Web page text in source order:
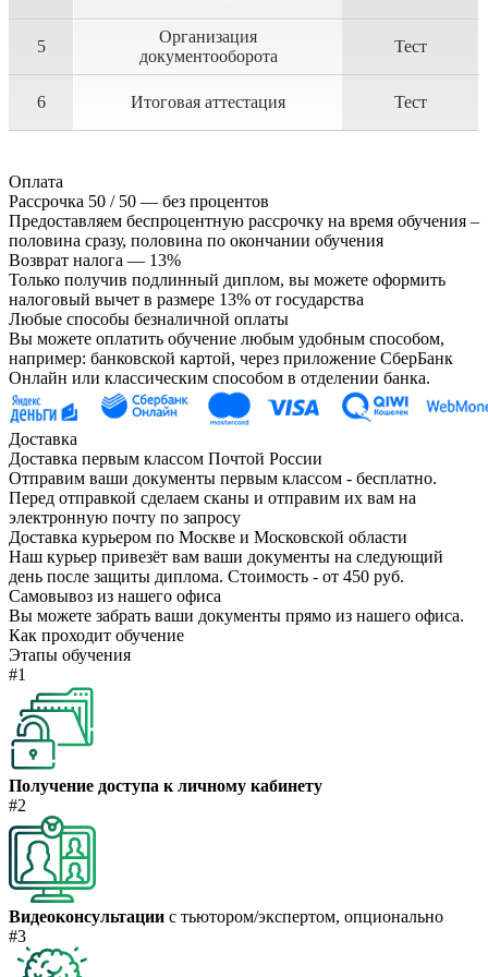
5
Организация
документооборота
Тест
6 Итоговая аттестация Тест
Оплата
Рассрочка 50 / 50 — без процентов
Предоставляем беспроцентную рассрочку на время обучения –
половина сразу, половина по окончании обучения
Возврат налога — 13%
Только получив подлинный диплом, вы можете оформить
налоговый вычет в размере 13% от государства
Любые способы безналичной оплаты
Вы можете оплатить обучение любым удобным способом,
например: банковской картой, через приложение СберБанк
Онлайн или классическим способом в отделении банка.
Доставка
Доставка первым классом Почтой России
Отправим ваши документы первым классом - бесплатно.
Перед отправкой сделаем сканы и отправим их вам на
электронную почту по запросу
Доставка курьером по Москве и Московской области
Наш курьер привезёт вам ваши документы на следующий
день после защиты диплома. Стоимость - от 450 руб.
Самовывоз из нашего офиса
Вы можете забрать ваши документы прямо из нашего офиса.
Как проходит обучение
Этапы обучения
#1
Получение доступа к личному кабинету
#2
Видеоконсультации с тьютором/экспертом, опционально
#3